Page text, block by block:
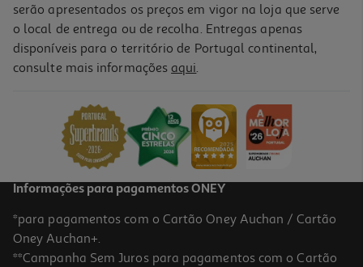
Sementes My Family C/sal 230g
serão apresentados os preços em vigor na loja que serve
o local de entrega ou de recolha. Entregas apenas
disponíveis para o território de Portugal continental,
consulte mais informações aqui.
Informações para pagamentos ONEY
*para pagamentos com o Cartão Oney Auchan / Cartão
Oney Auchan+.
**Campanha Sem Juros para pagamentos com o Cartão